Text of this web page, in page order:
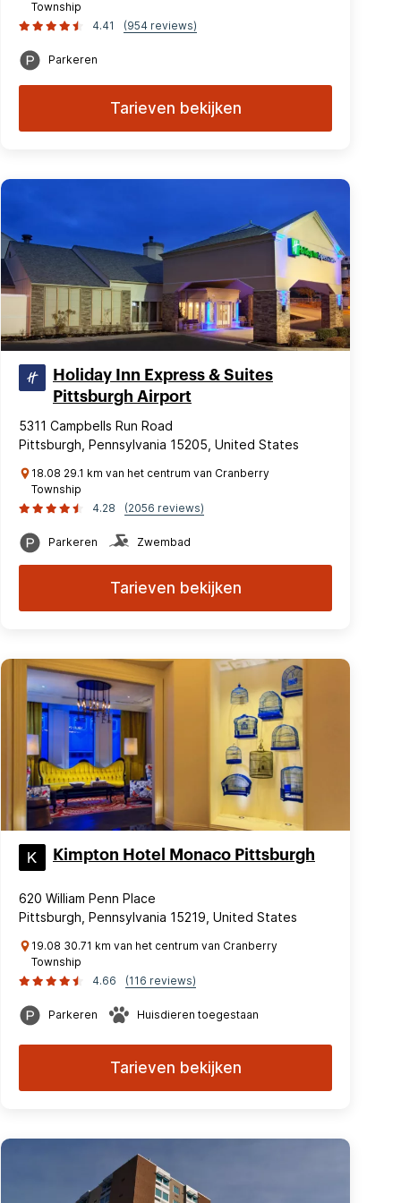
Township
4.41
(954 reviews)
Parkeren
Tarieven bekijken
Holiday Inn Express & Suites
Pittsburgh Airport
5311 Campbells Run Road
Pittsburgh, Pennsylvania 15205, United States
18.08 29.1 km van het centrum van Cranberry
Township
4.28
(2056 reviews)
Parkeren Zwembad
Tarieven bekijken
Kimpton Hotel Monaco Pittsburgh
620 William Penn Place
Pittsburgh, Pennsylvania 15219, United States
19.08 30.71 km van het centrum van Cranberry
Township
4.66
(116 reviews)
Parkeren Huisdieren toegestaan
Tarieven bekijken